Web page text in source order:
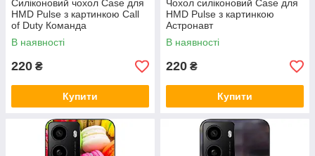
Силіконовий чохол Case для
HMD Pulse з картинкою Call
of Duty Команда
В наявності
220 ₴
Купити
Чохол силіконовий Case для
HMD Pulse з картинкою
Астронавт
В наявності
220 ₴
Купити